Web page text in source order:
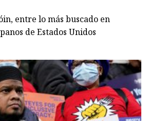
entre lo más buscado en
de Estados Unidos